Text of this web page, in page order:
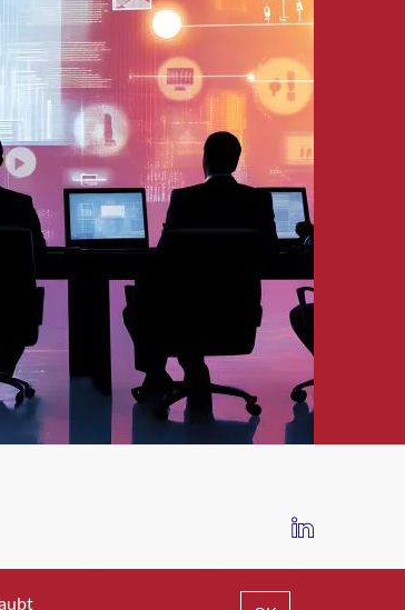
IMPRESSUM DATENSCHUTZ AGB